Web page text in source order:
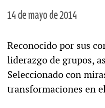
14 de mayo de 2014
Reconocido por sus
liderazgo de grupos,
Seleccionado con
transformaciones en